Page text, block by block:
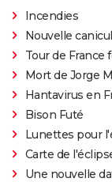
Incendies
Nouvelle
Tour de France
Mort de Jorge
Hantavirus en
Bison Futé
Lunettes pour
Carte de
Une nouvelle